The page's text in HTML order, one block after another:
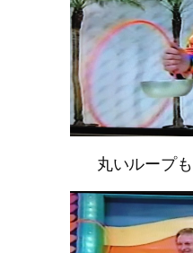
丸いループ